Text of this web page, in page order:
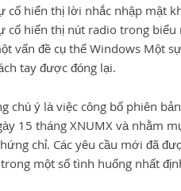
cố hiển thị lời nhắc nhập mật
cố hiển thị nút radio trong
vấn đề cụ thể Windows Một
tay được đóng lại.
chú ý là việc công bố phiên
15 tháng XNUMX và nhằm
chỉ. Các yêu cầu mới đã
một số tình huống nhất